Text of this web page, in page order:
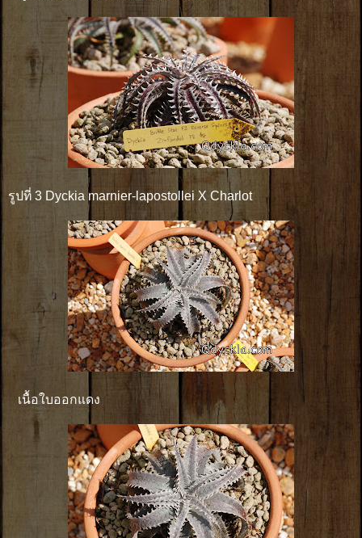
รูปที่ 3 Dyckia marnier-lapostollei X Charlot
เนื้อใบออกแดง